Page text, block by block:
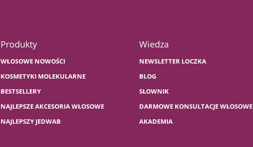
Produkty
WŁOSOWE NOWOŚCI
KOSMETYKI MOLEKULARNE
BESTSELLERY
NAJLEPSZE AKCESORIA WŁOSOWE
NAJLEPSZY JEDWAB
Wiedza
NEWSLETTER LOCZKA
BLOG
SŁOWNIK
DARMOWE KONSULTACJE WŁOSOWE
AKADEMIA